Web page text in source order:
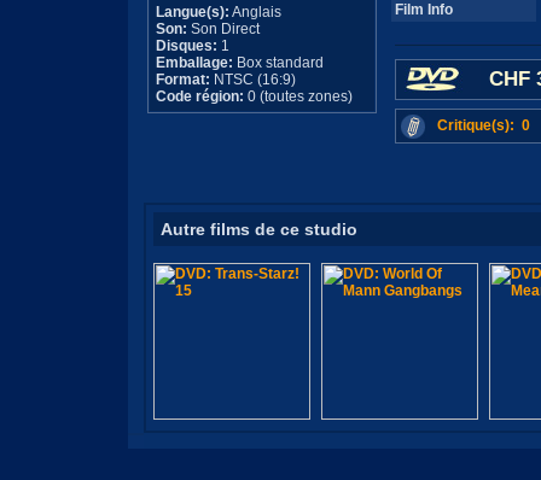
Langue(s): Anglais
Son: Son Direct
Disques: 1
Emballage: Box standard
Format: NTSC (16:9)
Code région: 0 (toutes zones)
Film Info
CHF
Critique(s): 0
Autre films de ce studio